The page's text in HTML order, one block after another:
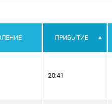
ПРИБЫТИЕ
20:41